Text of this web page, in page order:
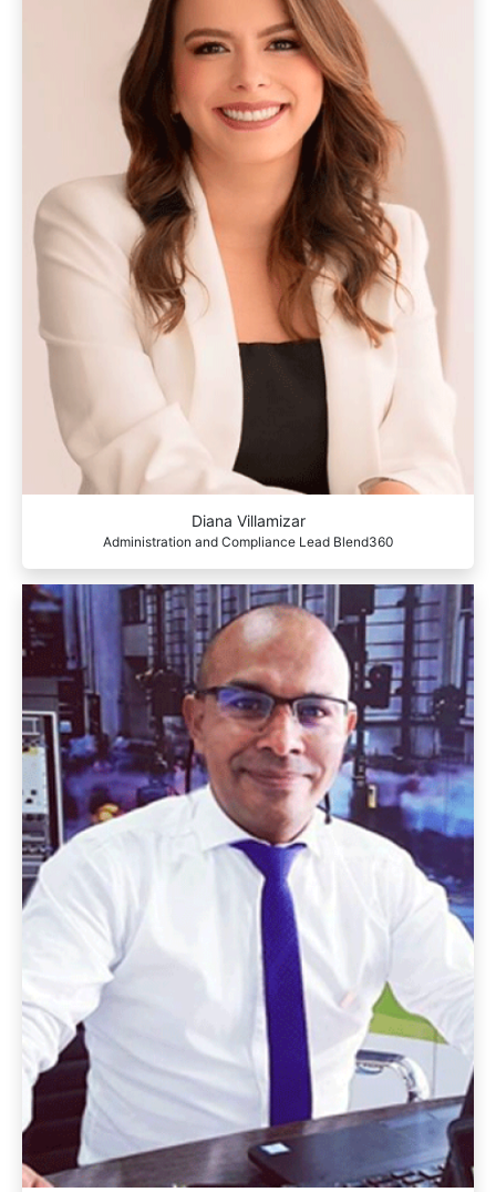
Diana Villamizar
Administration and Compliance Lead Blend360